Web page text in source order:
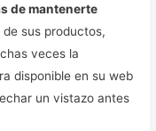
de mantenerte
de sus productos,
veces la
disponible en su web
un vistazo antes